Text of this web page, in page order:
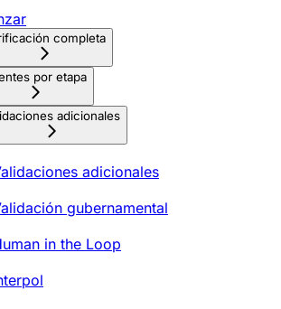
completa
por etapa
adicionales
adicionales
gubernamental
in the Loop